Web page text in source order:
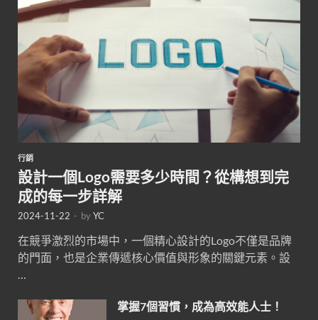
行銷
設計一個Logo需要多少時間？從構想到完
成的每一步詳解
2024-11-22 - byYC
在競爭激烈的市場中，一個精心設計的Logo不僅是品牌
的門面，也是企業傳遞核心價值與形象的關鍵元素。設
…
掌握7個習慣，成為高效能人士！